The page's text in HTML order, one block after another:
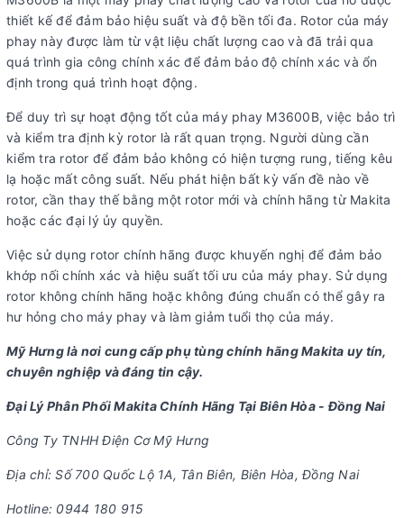
thiết kế để đảm bảo hiệu suất và độ bền tối đa. Rotor của máy
phay này được làm từ vật liệu chất lượng cao và đã trải qua
quá trình gia công chính xác để đảm bảo độ chính xác và ổn
định trong quá trình hoạt động.
Để duy trì sự hoạt động tốt của máy phay M3600B, việc bảo trì
và kiểm tra định kỳ rotor là rất quan trọng. Người dùng cần
kiểm tra rotor để đảm bảo không có hiện tượng rung, tiếng kêu
lạ hoặc mất công suất. Nếu phát hiện bất kỳ vấn đề nào về
rotor, cần thay thế bằng một rotor mới và chính hãng từ Makita
hoặc các đại lý ủy quyền.
Việc sử dụng rotor chính hãng được khuyến nghị để đảm bảo
khớp nối chính xác và hiệu suất tối ưu của máy phay. Sử dụng
rotor không chính hãng hoặc không đúng chuẩn có thể gây ra
hư hỏng cho máy phay và làm giảm tuổi thọ của máy.
Mỹ Hưng là nơi cung cấp phụ tùng chính hãng Makita uy tín,
chuyên nghiệp và đáng tin cậy.
Đại Lý Phân Phối Makita Chính Hãng Tại Biên Hòa - Đồng Nai
Công Ty TNHH Điện Cơ Mỹ Hưng
Địa chỉ: Số 700 Quốc Lộ 1A, Tân Biên, Biên Hòa, Đồng Nai
Hotline: 0944 180 915